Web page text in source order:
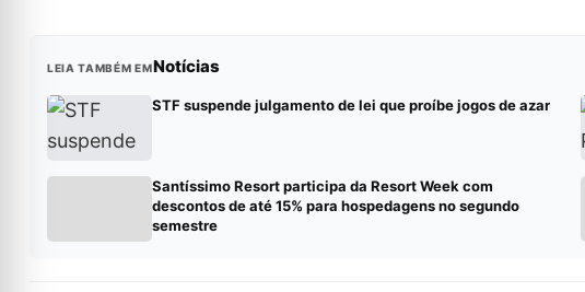
LEIA TAMBÉM EMNotícias
STF suspende julgamento de lei que proíbe jogos de azar
Santíssimo Resort participa da Resort Week com
descontos de até 15% para hospedagens no segundo
semestre